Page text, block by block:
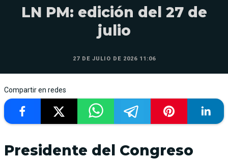
LN PM: edición del 27 de
julio
27 DE JULIO DE 2026 11:06
Compartir en redes
Presidente del Congreso